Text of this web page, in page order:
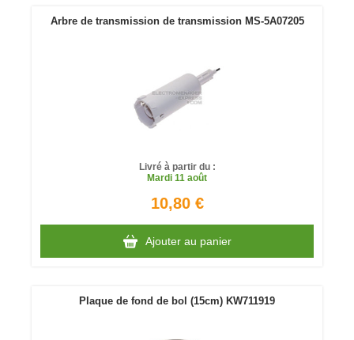
Arbre de transmission de transmission MS-5A07205
Livré à partir du :
Mardi 11 août
10,80 €
Ajouter au panier
Plaque de fond de bol (15cm) KW711919